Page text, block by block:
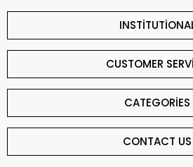
CUSTOMER
CATEGORİES
CONTACT US